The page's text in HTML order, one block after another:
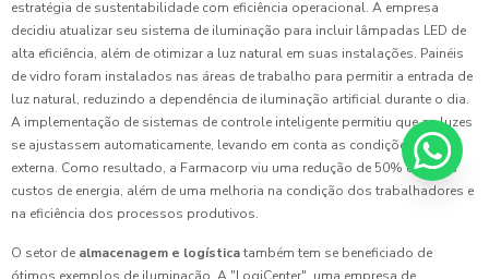
estratégia de sustentabilidade com eficiência operacional. A empresa
decidiu atualizar seu sistema de iluminação para incluir lâmpadas LED de
alta eficiência, além de otimizar a luz natural em suas instalações. Painéis
de vidro foram instalados nas áreas de trabalho para permitir a entrada de
luz natural, reduzindo a dependência de iluminação artificial durante o dia.
A implementação de sistemas de controle inteligente permitiu que as luzes
se ajustassem automaticamente, levando em conta as condições de luz
externa. Como resultado, a Farmacorp viu uma redução de 50% em seus
custos de energia, além de uma melhoria na condição dos trabalhadores e
na eficiência dos processos produtivos.
O setor de almacenagem e logísticatambém tem se beneficiado de
ótimos exemplos de iluminação. A "LogiCenter", uma empresa de